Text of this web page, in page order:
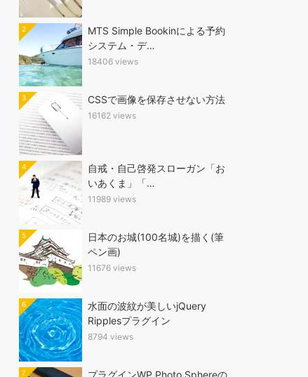
2
MTS Simple Bookinによる予約
システム・デ…
18406 views
3 CSSで画像を保存させない方法
16162 views
4
自戒・自己啓発スローガン「お
いあくま」「…
11989 views
5
日本のお城(100名城)を描く(筆
ペン画)
11676 views
6
水面の波紋が美しいjQuery
Ripplesプラグイン
8794 views
7
プラグインWP Photo Sphereの